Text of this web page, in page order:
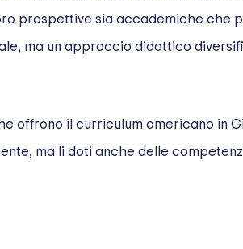
prospettive sia accademiche che
ma un approccio didattico
offrono il curriculum americano in
ma li doti anche delle